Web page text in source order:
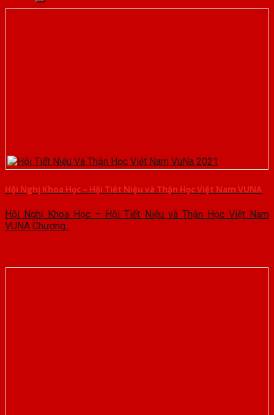
Hội Nghị Khoa Học – Hội Tiết Niệu và Thận Học Việt Nam VUNA
Hội Nghị Khoa Học – Hội Tiết Niệu và Thận Học Việt Nam
VUNA Chương...